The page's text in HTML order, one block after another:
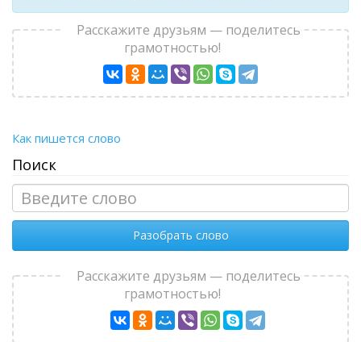
Расскажите друзьям — поделитесь
грамотностью!
Как пишется слово
Поиск
Разобрать слово
Расскажите друзьям — поделитесь
грамотностью!